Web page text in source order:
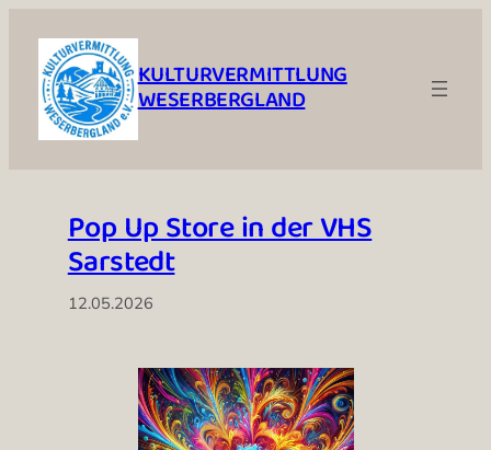
Inhalt
springen
KULTURVERMITTLUNG
WESERBERGLAND
Pop Up Store in der VHS
Sarstedt
12.05.2026